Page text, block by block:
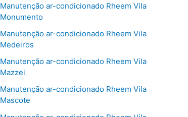
Manutenção ar-condicionado Rheem Vila
Monumento
Manutenção ar-condicionado Rheem Vila
Medeiros
Manutenção ar-condicionado Rheem Vila
Mazzei
Manutenção ar-condicionado Rheem Vila
Mascote